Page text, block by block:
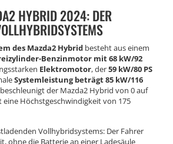
HYBRID 2024: DER
des Mazda2 Hybrid besteht aus einem
Benzinmotor mit 68 kW/92
Elektromotor, der59 kW/80 PS
Systemleistung beträgt 85 kW/116
der Mazda2 Hybrid von 0 auf
eine Höchstgeschwindigkeit von 175
Vollhybridsystems: Der Fahrer
ohne die Batterie an einer Ladesäule